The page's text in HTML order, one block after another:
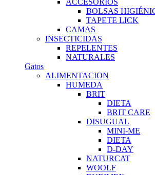
ACCESORIOS
BOLSAS
TAPETE LICK
CAMAS
INSECTICIDAS
REPELENTES
NATURALES
Gatos
ALIMENTACION
HUMEDA
BRIT
DIETA
BRIT CARE
DISUGUAL
MINI-ME
DIETA
D-DAY
NATURCAT
WOOLF